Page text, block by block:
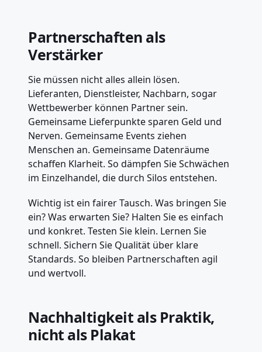
Partnerschaften als
Verstärker
Sie müssen nicht alles allein lösen.
Lieferanten, Dienstleister, Nachbarn, sogar
Wettbewerber können Partner sein.
Gemeinsame Lieferpunkte sparen Geld und
Nerven. Gemeinsame Events ziehen
Menschen an. Gemeinsame Datenräume
schaffen Klarheit. So dämpfen Sie Schwächen
im Einzelhandel, die durch Silos entstehen.
Wichtig ist ein fairer Tausch. Was bringen Sie
ein? Was erwarten Sie? Halten Sie es einfach
und konkret. Testen Sie klein. Lernen Sie
schnell. Sichern Sie Qualität über klare
Standards. So bleiben Partnerschaften agil
und wertvoll.
Nachhaltigkeit als Praktik,
nicht als Plakat